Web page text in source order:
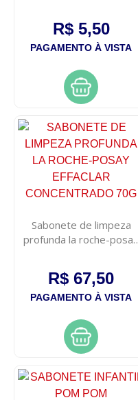
R$ 5,50
PAGAMENTO À VISTA
Sabonete de limpeza
profunda la roche-posay
R$ 67,50
PAGAMENTO À VISTA